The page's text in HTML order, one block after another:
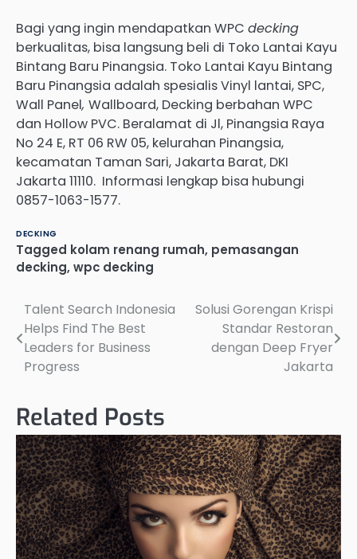
Bagi yang ingin mendapatkan WPC decking
berkualitas, bisa langsung beli di Toko Lantai Kayu
Bintang Baru Pinangsia. Toko Lantai Kayu Bintang
Baru Pinangsia adalah spesialis Vinyl lantai, SPC,
Wall Panel, Wallboard, Decking berbahan WPC
dan Hollow PVC. Beralamat di Jl, Pinangsia Raya
No 24 E, RT 06 RW 05, kelurahan Pinangsia,
kecamatan Taman Sari, Jakarta Barat, DKI
Jakarta 11110. Informasi lengkap bisa hubungi
0857-1063-1577.
DECKING
Tagged kolam renang rumah, pemasangan
decking, wpc decking
Post
navigation
Talent Search Indonesia
Helps Find The Best
Leaders for Business
Progress
Solusi Gorengan Krispi
Standar Restoran
dengan Deep Fryer
Jakarta
Related Posts